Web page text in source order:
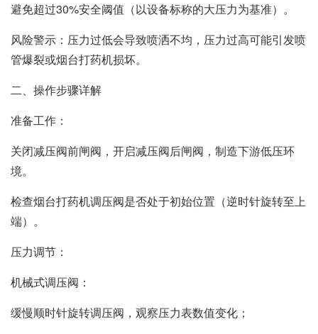
避免超过‌30%‌安全阈值（以设备标称的大压力为基准）。
‌风险警示‌：压力过低会导致喷洒不均，压力过高可能引发喷
管爆裂或烟台打药机损坏。
‌二、操作步骤详解‌
‌准备工作‌：
关闭减压阀前闸阀，开启减压阀后闸阀，制造下游低压环
境。
检查烟台打药机调压阀是否处于初始位置（逆时针旋转至上
端）。
‌压力调节‌：
‌机械式调压阀‌：
缓慢顺时针旋转调压阀，观察压力表数值变化；